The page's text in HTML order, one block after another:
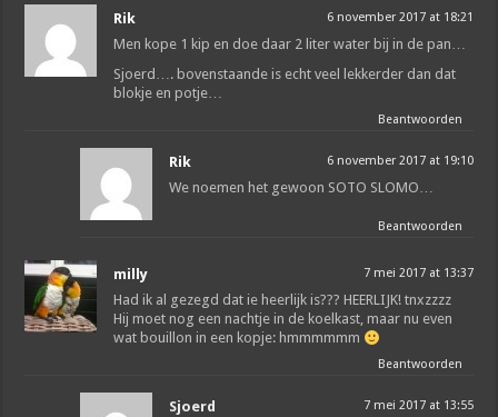
Rik 6 november 2017 at 18:21
Men kope 1 kip en doe daar 2 liter water bij in de pan…
Sjoerd…. bovenstaande is echt veel lekkerder dan dat
blokje en potje…
Beantwoorden
Rik 6 november 2017 at 19:10
We noemen het gewoon SOTO SLOMO…
Beantwoorden
milly 7 mei 2017 at 13:37
Had ik al gezegd dat ie heerlijk is??? HEERLIJK! tnxzzzz
Hij moet nog een nachtje in de koelkast, maar nu even
wat bouillon in een kopje: hmmmmmm
Beantwoorden
Sjoerd 7 mei 2017 at 13:55